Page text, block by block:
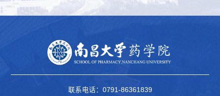
联系电话：0791-86361839